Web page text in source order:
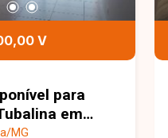
V
para
em
MG